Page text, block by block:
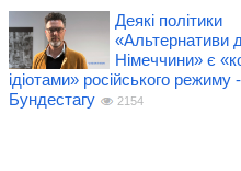
Деякі політики
«Альтернативи
Німеччини» є
ідіотами» російського режиму
Бундестагу
2154